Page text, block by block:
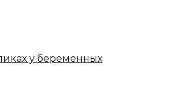
у беременных